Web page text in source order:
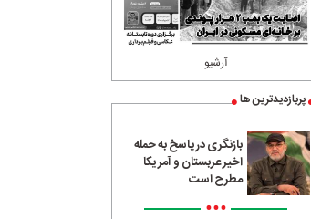
آرشیو
پربازدیدترین ها
بازنگری در پاسخ به حمله
اخیر عربستان و آمریکا
مطرح است
•••